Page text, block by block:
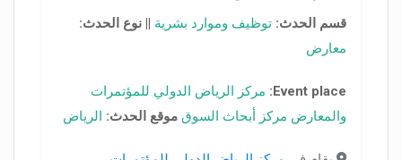
قسم الحدث: توظيف وموارد بشرية || نوع الحدث:
معارض
Event place: مركز الرياض الدولي للمؤتمرات
والمعارض مركز أبحاث السوق موقع الحدث: الرياض